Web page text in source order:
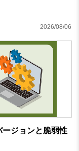
2026/08/06
ジョンと脆弱性